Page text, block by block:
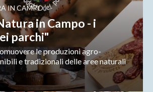
IN CAMPO
in Campo - i
parchi"
le produzioni agro-
e tradizionali delle aree naturali